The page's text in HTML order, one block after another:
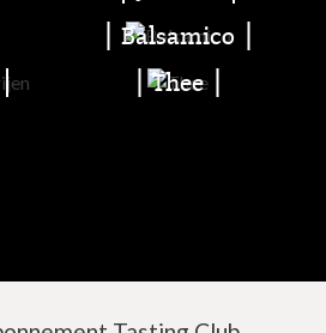
Balsamico
Thee